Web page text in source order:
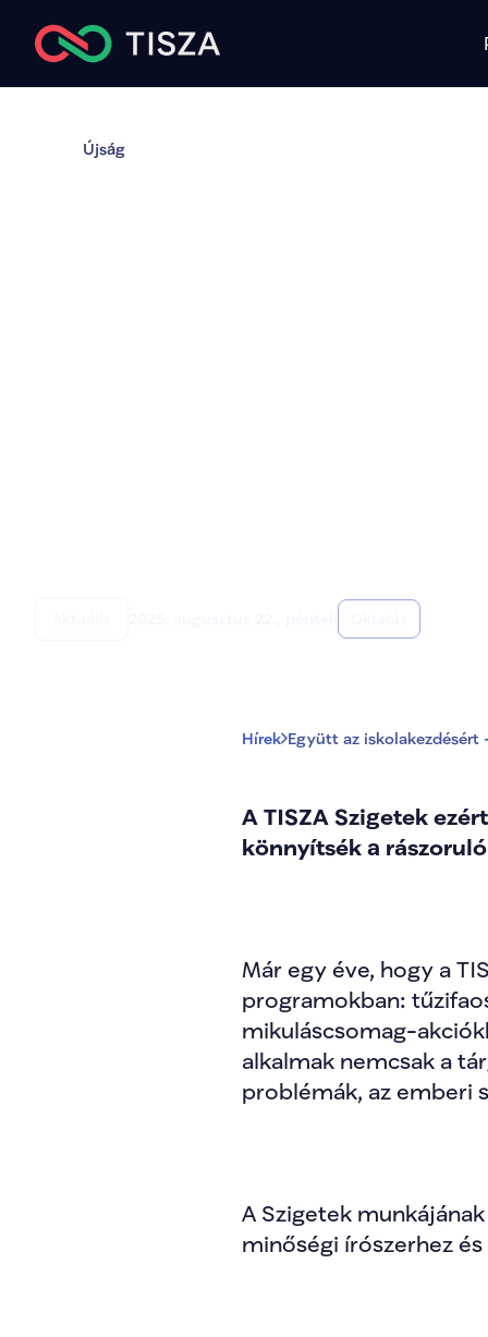
Újság
Hírek Együtt az iskolakezdésért
A TISZA Szigetek
könnyítsék a
Már egy éve, hogy a
programokban:
mikuláscsomag-
alkalmak nemcsak a
problémák, az emberi
A Szigetek
minőségi írószerhez